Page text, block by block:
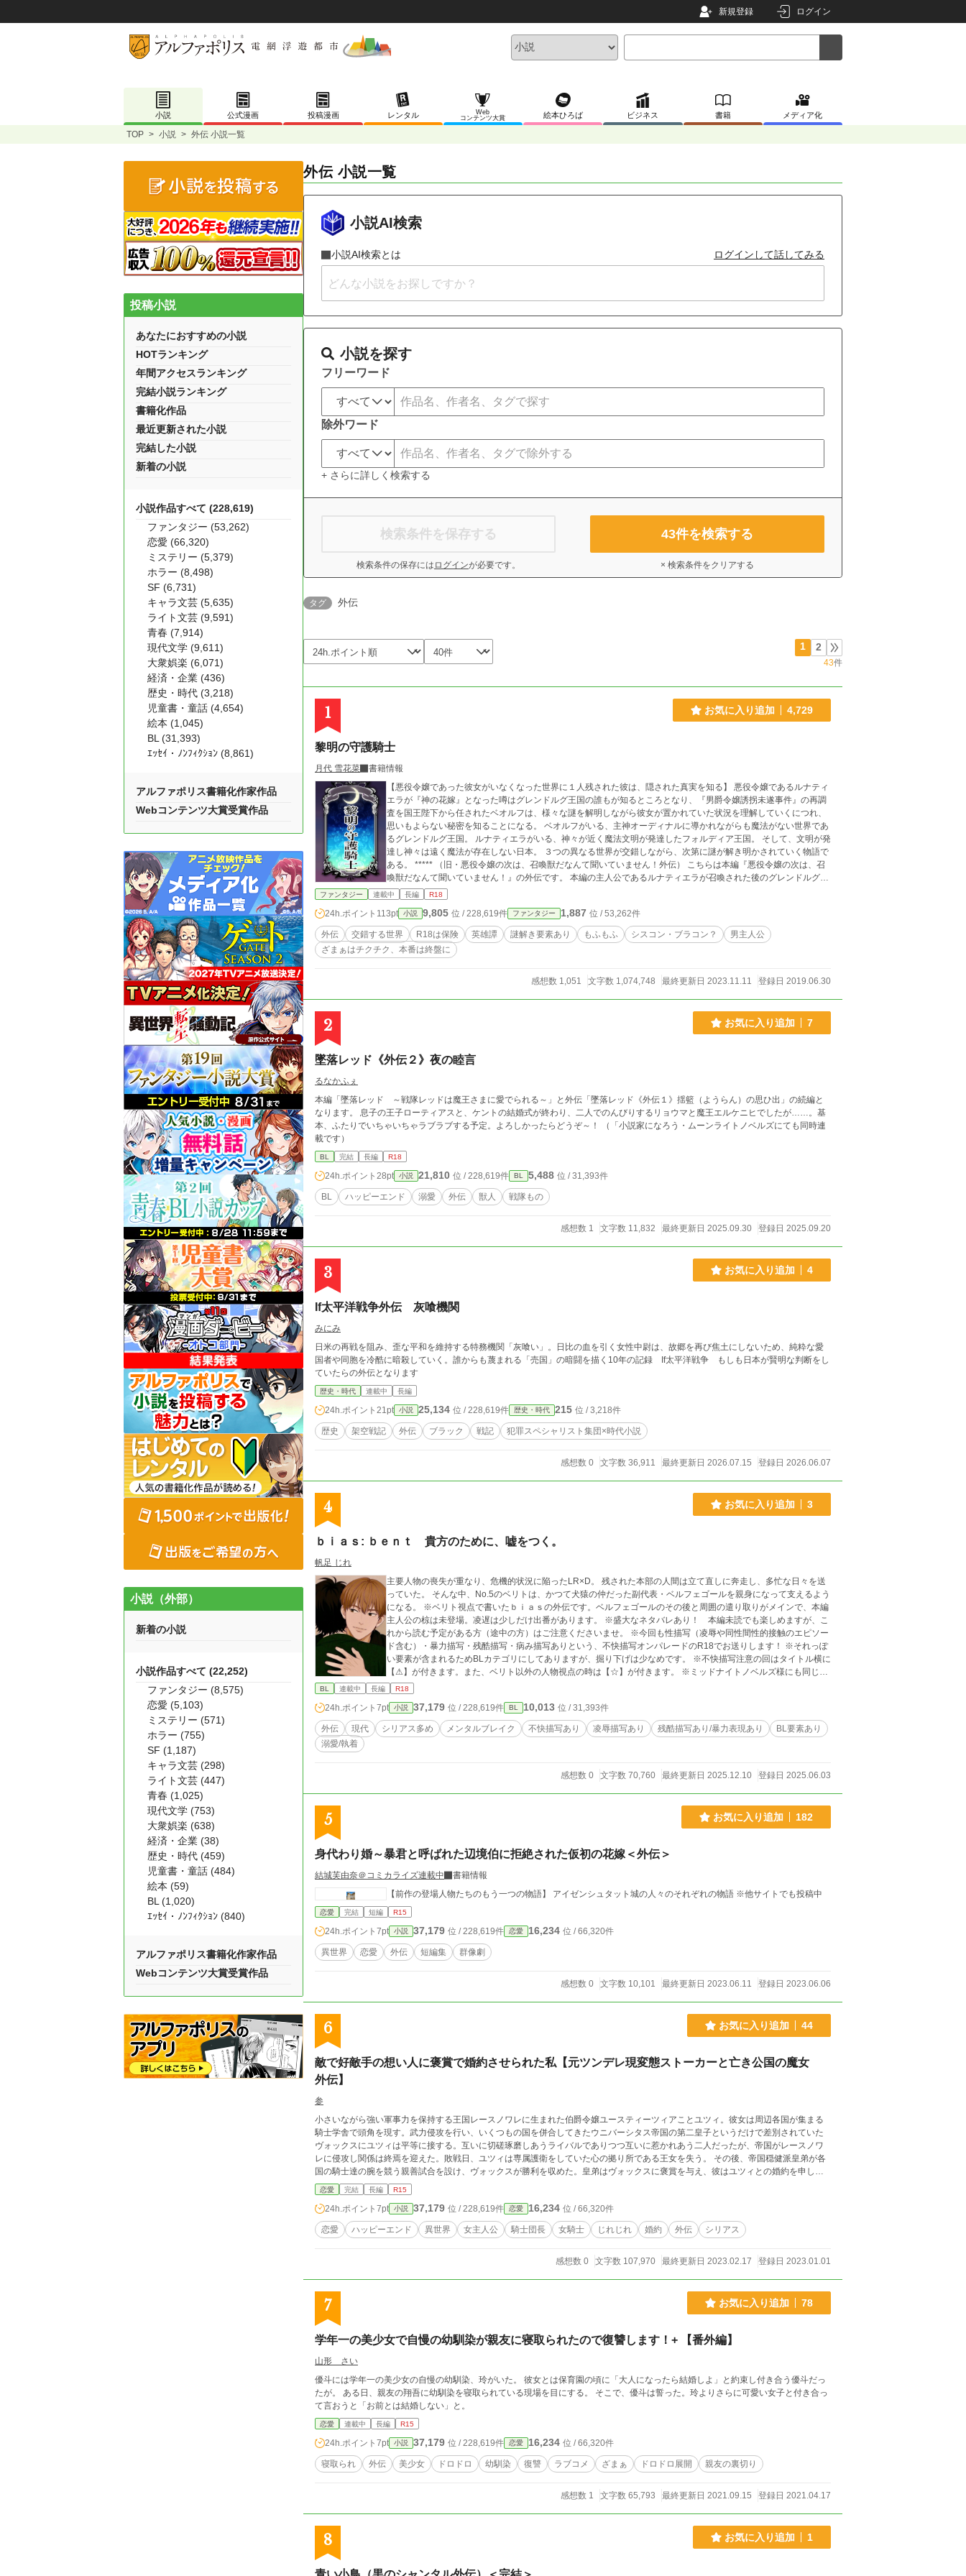
新規登録 ログイン
小説 公式漫画 投稿漫画 レンタル
Web
コンテンツ大賞
絵本ひろば ビジネス 書籍 メディア化
TOP > 小説 > 外伝 小説一覧
外伝 小説一覧
小説AI検索
小説AI検索とは ログインして話してみる
小説を探す
フリーワード
除外ワード
+ さらに詳しく検索する
検索条件を保存する
検索条件の保存には ログインが必要です。
43件を検索する
× 検索条件をクリアする
タグ 外伝
1 2
43件
1 お気に入り追加 4,729
黎明の守護騎士
月代 雪花菜
書籍情報
【悪役令嬢であった彼女がいなくなった世界に１人残された彼は、隠された真実を知る】 悪役令嬢であるルナティ
エラが『神の花嫁』となった噂はグレンドルグ王国の誰もが知るところとなり、『男爵令嬢誘拐未遂事件』の再調
査を国王陛下から任されたベオルフは、様々な謎を解明しながら彼女が置かれていた状況を理解していくにつれ、
思いもよらない秘密を知ることになる。 ベオルフがいる、主神オーディナルに導かれながらも魔法がない世界であ
るグレンドルグ王国。 ルナティエラがいる、神々が近く魔法文明が発達したフォルディア王国。 そして、文明が発
達し神々は遠く魔法が存在しない日本。 ３つの異なる世界が交錯しながら、次第に謎が解き明かされていく物語で
ある。 ***** （旧・悪役令嬢の次は、召喚獣だなんて聞いていません！外伝） こちらは本編『悪役令嬢の次は、召
喚獣だなんて聞いていません！』の外伝です。 本編の主人公であるルナティエラが召喚された後のグレンドルグ王
国での出来事で、ベオルフが主人公になり本編と時々リンクしながら話は進みます。 本編以上にファンタジー要素
ファンタジー 連載中 長編 R18
24h.ポイント 113pt 小説 9,805 位 / 228,619件 ファンタジー 1,887 位 / 53,262件
外伝 交錯する世界 R18は保険 英雄譚 謎解き要素あり もふもふ シスコン・ブラコン？
男主人公
ざまぁはチクチク、本番は終盤に
感想数 1,051 文字数 1,074,748 最終更新日 2023.11.11 登録日 2019.06.30
2 お気に入り追加 7
墜落レッド《外伝２》夜の睦言
るなかふぇ
本編「墜落レッド ～戦隊レッドは魔王さまに愛でられる～」と外伝「墜落レッド《外伝１》揺籃（ようらん）の思ひ出」の続編と
なります。 息子の王子ローティアスと、ケントの結婚式が終わり、二人でのんびりするリョウマと魔王エルケニヒでしたが……。基
本、ふたりでいちゃいちゃラブラブする予定。よろしかったらどうぞ～！ （「小説家になろう・ムーンライトノベルズにても同時連
載です）
BL 完結 長編 R18
24h.ポイント 28pt 小説 21,810 位 / 228,619件 BL 5,488 位 / 31,393件
BL ハッピーエンド 溺愛 外伝 獣人 戦隊もの
感想数 1 文字数 11,832 最終更新日 2025.09.30 登録日 2025.09.20
3 お気に入り追加 4
If太平洋戦争外伝 灰喰機関
みにみ
日米の再戦を阻み、歪な平和を維持する特務機関「灰喰い」。日比の血を引く女性中尉は、故郷を再び焦土にしないため、純粋な愛
国者や同胞を冷酷に暗殺していく。誰からも蔑まれる「売国」の暗闘を描く10年の記録 If太平洋戦争 もしも日本が賢明な判断をし
ていたらの外伝となります
歴史・時代 連載中 長編
24h.ポイント 21pt 小説 25,134 位 / 228,619件 歴史・時代 215 位 / 3,218件
歴史 架空戦記 外伝 ブラック 戦記 犯罪スペシャリスト集団×時代小説
感想数 0 文字数 36,911 最終更新日 2026.07.15 登録日 2026.06.07
4 お気に入り追加 3
ｂｉａｓ: ｂｅｎｔ 貴方のために、嘘をつく。
帆足 じれ
主要人物の喪失が重なり、危機的状況に陥ったLR×D。 残された本部の人間は立て直しに奔走し、多忙な日々を送
っていた。 そんな中、No.5のベリトは、かつて犬猿の仲だった副代表・ベルフェゴールを親身になって支えるよう
になる。 ※ベリト視点で書いたｂｉａｓの外伝です。ベルフェゴールのその後と周囲の遣り取りがメインで、本編
主人公の椋は未登場。凌遅は少しだけ出番があります。 ※盛大なネタバレあり！ 本編未読でも楽しめますが、こ
れから読む予定がある方（途中の方）はご注意くださいませ。 ※今回も性描写（凌辱や同性間性的接触のエピソー
ド含む）・暴力描写・残酷描写・病み描写ありという、不快描写オンパレードのR18でお送りします！ ※それっぽ
い要素が含まれるためBLカテゴリにしてありますが、掘り下げは少なめです。 ※不快描写注意の回はタイトル横に
【⚠】が付きます。また、ベリト以外の人物視点の時は【☆】が付きます。 ※ミッドナイトノベルズ様にも同じも
のを投稿しています。 ※一部AIアシスタントとの共同制作によるエピソードあり。キャラクターや設定はオリジナ
のではありません。
BL 連載中 長編 R18
24h.ポイント 7pt 小説 37,179 位 / 228,619件 BL 10,013 位 / 31,393件
外伝 現代 シリアス多め メンタルブレイク 不快描写あり 凌辱描写あり 残酷描写あり/暴力表現あり
BL要素あり
溺愛/執着
感想数 0 文字数 70,760 最終更新日 2025.12.10 登録日 2025.06.03
5 お気に入り追加 182
身代わり婚～暴君と呼ばれた辺境伯に拒絶された仮初の花嫁＜外伝＞
結城芙由奈＠コミカライズ連載中
書籍情報
【前作の登場人物たちのもう一つの物語】 アイゼンシュタット城の人々のそれぞれの物語 ※他サイトでも投稿中
恋愛 完結 短編 R15
24h.ポイント 7pt 小説 37,179 位 / 228,619件 恋愛 16,234 位 / 66,320件
異世界 恋愛 外伝 短編集 群像劇
感想数 0 文字数 10,101 最終更新日 2023.06.11 登録日 2023.06.06
6 お気に入り追加 44
敵で好敵手の想い人に褒賞で婚約させられた私【元ツンデレ現変態ストーカーと亡き公国の魔女
外伝】
参
小さいながら強い軍事力を保持する王国レースノワレに生まれた伯爵令嬢ユースティーツィアことユツィ。彼女は周辺各国が集まる
騎士学舎で頭角を現す。武力侵攻を行い、いくつもの国を併合してきたウニバーシタス帝国の第二皇子というだけで差別されていた
ヴォックスにユツィは平等に接する。互いに切磋琢磨しあうライバルでありつつ互いに惹かれあう二人だったが、帝国がレースノワ
レに侵攻し関係は終焉を迎えた。敗戦日、ユツィは専属護衛をしていた心の拠り所である王女を失う。 その後、帝国穏健派皇弟が各
国の騎士達の腕を競う親善試合を設け、ヴォックスが勝利を収めた。皇弟はヴォックスに褒賞を与え、彼はユツィとの婚約を申し出
る。ユツィはショックを受けた。生き残ったレースノワレ王国民への示しと牽制にはなるものの、政治的に利用価値のある婚姻を申
し出るとは思っていなかったからだ。 この日を境に二人の関係は悪化するが、ヴォックスはユツィに誠実に婚約者としてアプローチ
を始めた。彼の姿に踏ん切りのつかないユツィ。お互い好き合っているライバル同士なヒーローヒロインが敵同士になって戦った後
もだもだする話。割とシリアス多め、たまにコメディもあり。 前作【元ツンデレ現変態ストーカーと亡き公国の魔女】の登場キャ
ラ、ヴォックスとユツィのアナザーストーリー。 前作を読んでいると大変おいしいはず（前作ヒーローヒロインはあまり出ませ
恋愛 完結 長編 R15
24h.ポイント 7pt 小説 37,179 位 / 228,619件 恋愛 16,234 位 / 66,320件
恋愛 ハッピーエンド 異世界 女主人公 騎士団長 女騎士 じれじれ 婚約 外伝 シリアス
感想数 0 文字数 107,970 最終更新日 2023.02.17 登録日 2023.01.01
7 お気に入り追加 78
学年一の美少女で自慢の幼馴染が親友に寝取られたので復讐します！+ 【番外編】
山形 さい
優斗には学年一の美少女の自慢の幼馴染、玲がいた。 彼女とは保育園の頃に「大人になったら結婚しよ」と約束し付き合う優斗だっ
たが。 ある日、親友の翔吾に幼馴染を寝取られている現場を目にする。 そこで、優斗は誓った。玲よりさらに可愛い女子と付き合っ
て言おうと「お前とは結婚しない」と。
恋愛 連載中 長編 R15
24h.ポイント 7pt 小説 37,179 位 / 228,619件 恋愛 16,234 位 / 66,320件
寝取られ 外伝 美少女 ドロドロ 幼馴染 復讐 ラブコメ ざまぁ ドロドロ展開 親友の裏切り
感想数 1 文字数 65,793 最終更新日 2021.09.15 登録日 2021.04.17
8 お気に入り追加 1
投稿小説
あなたにおすすめの小説
HOTランキング
年間アクセスランキング
完結小説ランキング
書籍化作品
最近更新された小説
完結した小説
新着の小説
小説作品すべて (228,619)
ファンタジー (53,262)
恋愛 (66,320)
ミステリー (5,379)
ホラー (8,498)
SF (6,731)
キャラ文芸 (5,635)
ライト文芸 (9,591)
青春 (7,914)
現代文学 (9,611)
大衆娯楽 (6,071)
経済・企業 (436)
歴史・時代 (3,218)
児童書・童話 (4,654)
絵本 (1,045)
BL (31,393)
ｴｯｾｲ・ﾉﾝﾌｨｸｼｮﾝ (8,861)
アルファポリス書籍化作家作品
Webコンテンツ大賞受賞作品
小説（外部）
新着の小説
小説作品すべて (22,252)
ファンタジー (8,575)
恋愛 (5,103)
ミステリー (571)
ホラー (755)
SF (1,187)
キャラ文芸 (298)
ライト文芸 (447)
青春 (1,025)
現代文学 (753)
大衆娯楽 (638)
経済・企業 (38)
歴史・時代 (459)
児童書・童話 (484)
絵本 (59)
BL (1,020)
ｴｯｾｲ・ﾉﾝﾌｨｸｼｮﾝ (840)
アルファポリス書籍化作家作品
Webコンテンツ大賞受賞作品